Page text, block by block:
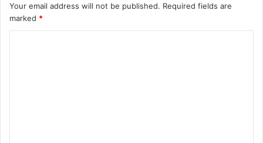
Your email address will not be published. Required fields are
marked *